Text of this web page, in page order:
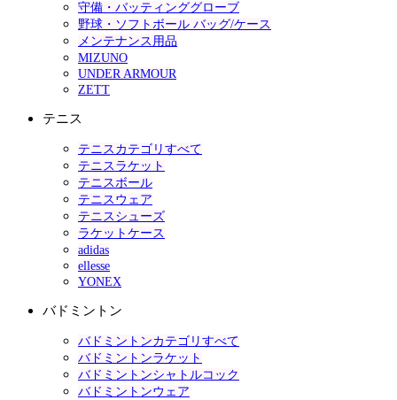
守備・バッティンググローブ
野球・ソフトボール バッグ/ケース
メンテナンス用品
MIZUNO
UNDER ARMOUR
ZETT
テニス
テニスカテゴリすべて
テニスラケット
テニスボール
テニスウェア
テニスシューズ
ラケットケース
adidas
ellesse
YONEX
バドミントン
バドミントンカテゴリすべて
バドミントンラケット
バドミントンシャトルコック
バドミントンウェア